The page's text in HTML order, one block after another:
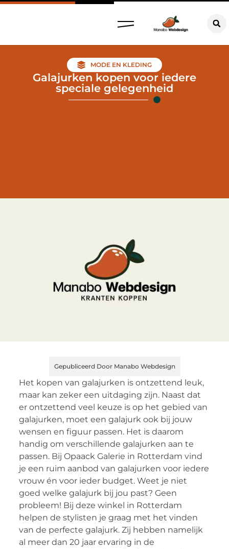
MODE EN KLEDING
Galajurken kopen voor iedere
speciale gelegenheid
Gepubliceerd Door Manabo Webdesign
Het kopen van galajurken is ontzettend leuk,
maar kan zeker een uitdaging zijn. Naast dat
er ontzettend veel keuze is op het gebied van
galajurken, moet een galajurk ook bij jouw
wensen en figuur passen. Het is daarom
handig om verschillende galajurken aan te
passen. Bij Opaack Galerie in Rotterdam vind
je een ruim aanbod van galajurken voor iedere
vrouw én voor ieder budget. Weet je niet
goed welke galajurk bij jou past? Geen
probleem! Bij deze winkel in Rotterdam
helpen de stylisten je graag met het vinden
van de perfecte galajurk. Zij hebben namelijk
al meer dan 20 jaar ervaring in de